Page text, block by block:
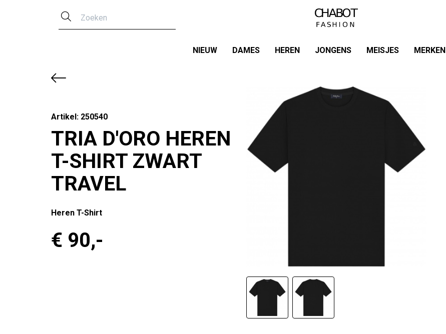
NIEUW DAMES HEREN JONGENS MEISJES MERKEN
Artikel: 250540
TRIA D'ORO HEREN
T-SHIRT ZWART
TRAVEL
Heren T-Shirt
€ 90,-